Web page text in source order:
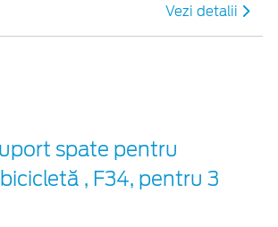
Vezi detalii
spate pentru
, F34, pentru 3